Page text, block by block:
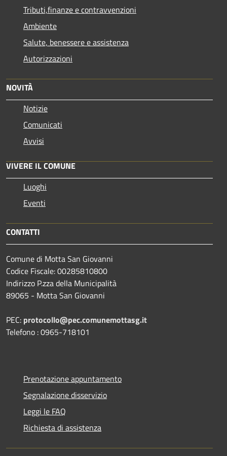
Tributi,finanze e contravvenzioni
Ambiente
Salute, benessere e assistenza
Autorizzazioni
NOVITÀ
Notizie
Comunicati
Avvisi
VIVERE IL COMUNE
Luoghi
Eventi
CONTATTI
Comune di Motta San Giovanni
Codice Fiscale: 00285810800
Indirizzo P.zza della Municipalità
89065 - Motta San Giovanni
PEC: protocollo@pec.comunemottasg.it
Telefono : 0965-718101
Prenotazione appuntamento
Segnalazione disservizio
Leggi le FAQ
Richiesta di assistenza